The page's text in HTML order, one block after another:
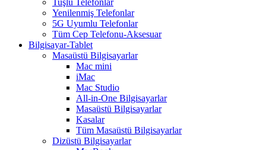
Tuşlu Telefonlar
Yenilenmiş Telefonlar
5G Uyumlu Telefonlar
Tüm Cep Telefonu-Aksesuar
Bilgisayar-Tablet
Masaüstü Bilgisayarlar
Mac mini
iMac
Mac Studio
All-in-One Bilgisayarlar
Masaüstü Bilgisayarlar
Kasalar
Tüm Masaüstü Bilgisayarlar
Dizüstü Bilgisayarlar